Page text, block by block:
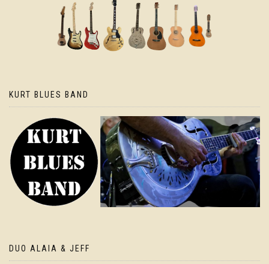
KURT BLUES BAND
DUO ALAIA & JEFF